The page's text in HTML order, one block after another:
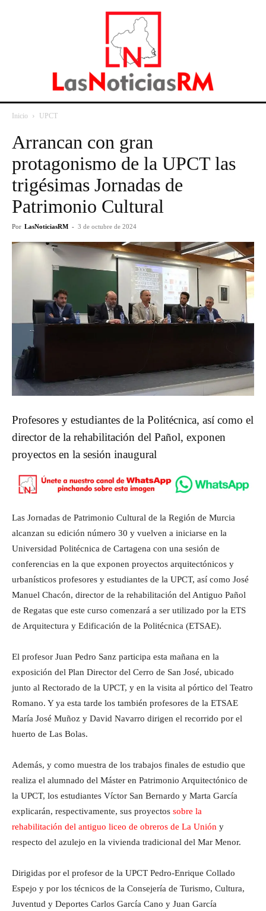
Inicio UPCT
Arrancan con gran
protagonismo de la UPCT las
trigésimas Jornadas de
Patrimonio Cultural
Por LasNoticiasRM - 3 de octubre de 2024
Profesores y estudiantes de la Politécnica, así como el
director de la rehabilitación del Pañol, exponen
proyectos en la sesión inaugural
Las Jornadas de Patrimonio Cultural de la Región de Murcia
alcanzan su edición número 30 y vuelven a iniciarse en la
Universidad Politécnica de Cartagena con una sesión de
conferencias en la que exponen proyectos arquitectónicos y
urbanísticos profesores y estudiantes de la UPCT, así como José
Manuel Chacón, director de la rehabilitación del Antiguo Pañol
de Regatas que este curso comenzará a ser utilizado por la ETS
de Arquitectura y Edificación de la Politécnica (ETSAE).
El profesor Juan Pedro Sanz participa esta mañana en la
exposición del Plan Director del Cerro de San José, ubicado
junto al Rectorado de la UPCT, y en la visita al pórtico del Teatro
Romano. Y ya esta tarde los también profesores de la ETSAE
María José Muñoz y David Navarro dirigen el recorrido por el
huerto de Las Bolas.
Además, y como muestra de los trabajos finales de estudio que
realiza el alumnado del Máster en Patrimonio Arquitectónico de
la UPCT, los estudiantes Víctor San Bernardo y Marta García
explicarán, respectivamente, sus proyectos sobre la
rehabilitación del antiguo liceo de obreros de La Unión y
respecto del azulejo en la vivienda tradicional del Mar Menor.
Dirigidas por el profesor de la UPCT Pedro-Enrique Collado
Espejo y por los técnicos de la Consejería de Turismo, Cultura,
Juventud y Deportes Carlos García Cano y Juan García